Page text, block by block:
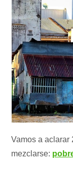
Vamos a aclarar
mezclarse: